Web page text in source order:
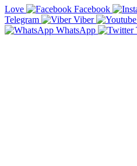
Love
Facebook
Telegram
Viber
WhatsApp